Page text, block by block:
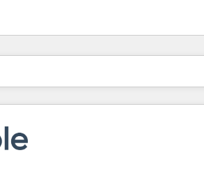
actuellement surPage
PagePagePagePagePagePagePagePage